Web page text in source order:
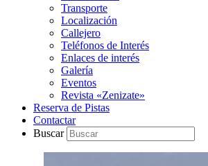
Transporte
Localización
Callejero
Teléfonos de Interés
Enlaces de interés
Galería
Eventos
Revista «Zenizate»
Reserva de Pistas
Contactar
Buscar